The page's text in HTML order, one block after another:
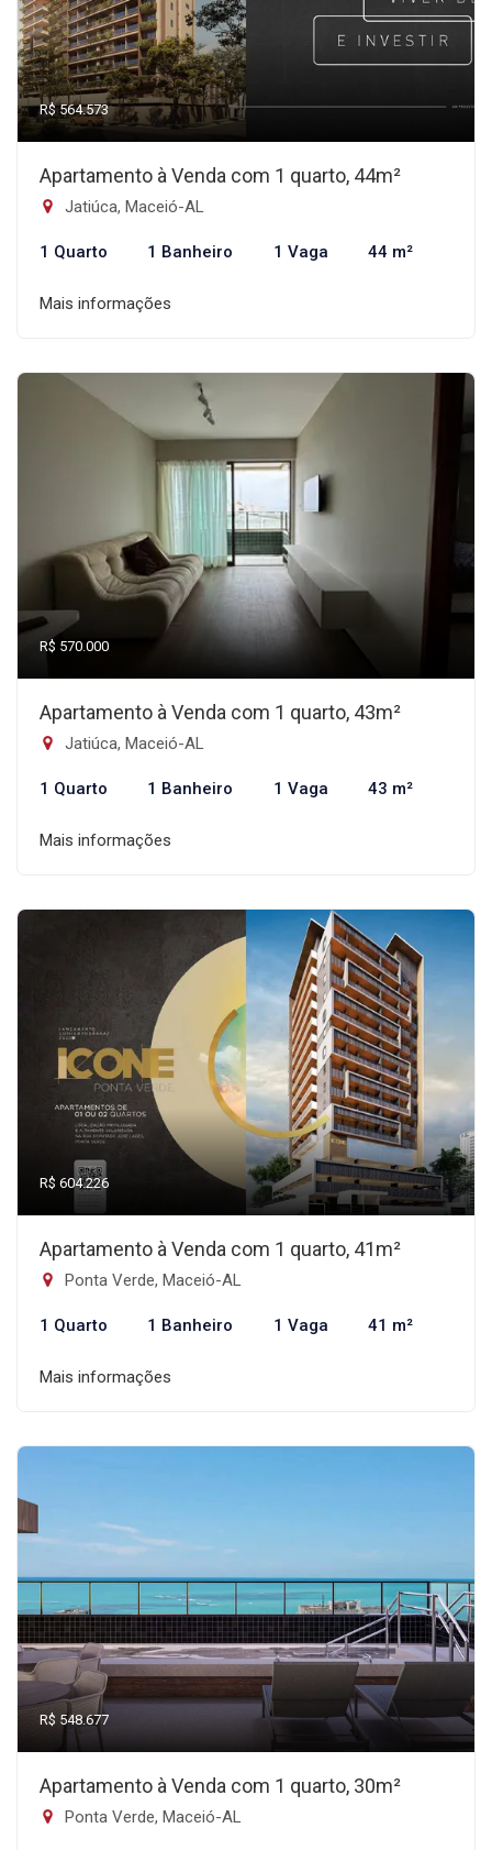
R$ 564.573
Apartamento à Venda com 1 quarto, 44m²
Jatiúca, Maceió-AL
1 Quarto 1 Banheiro 1 Vaga 44 m²
Mais informações
R$ 570.000
Apartamento à Venda com 1 quarto, 43m²
Jatiúca, Maceió-AL
1 Quarto 1 Banheiro 1 Vaga 43 m²
Mais informações
R$ 604.226
Apartamento à Venda com 1 quarto, 41m²
Ponta Verde, Maceió-AL
1 Quarto 1 Banheiro 1 Vaga 41 m²
Mais informações
R$ 548.677
Apartamento à Venda com 1 quarto, 30m²
Ponta Verde, Maceió-AL